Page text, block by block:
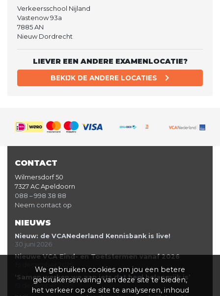
Verkeersschool Nijland
Vastenow 93a
7885 AN
Nieuw Dordrecht
LIEVER EEN ANDERE EXAMENLOCATIE?
BEKIJK DE ANDERE LOCATIES
CONTACT
Wilmersdorf 50
7327 AC Apeldoorn
088 – 998 38 88
Neem contact op
NIEUWS
Nieuw: de VCANederland Kennisbank is live!
30 juni 2026
Nieuwe VCA Eind- en Toetstermen vanaf 2026
19 december 2025
‘Samen werken we aan iets dat heel belangrijk is’
19 december 2025
We gebruiken cookies om jou een betere
gebruikerservaring van deze site te bieden,
het verkeer op de site te analyseren, inhoud